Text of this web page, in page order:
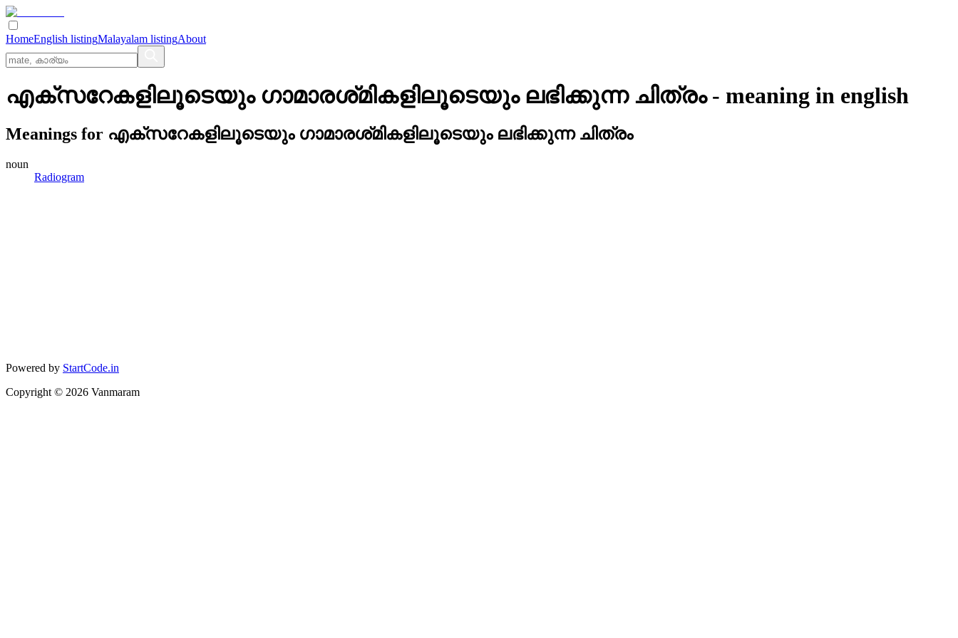
HomeEnglish listingMalayalam listingAbout
എക്‌സറേകളിലൂടെയും ഗാമാരശ്‌മികളിലൂടെയും ലഭിക്കുന്ന ചിത്രം- meaning in english
Meanings for എക്‌സറേകളിലൂടെയും ഗാമാരശ്‌മികളിലൂടെയും ലഭിക്കുന്ന ചിത്രം
noun
Radiogram
Powered by StartCode.in
Copyright © 2026 Vanmaram